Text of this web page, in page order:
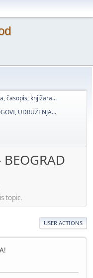
časopis, knjižara...
UDRUŽENJA...
topic.
USER ACTIONS